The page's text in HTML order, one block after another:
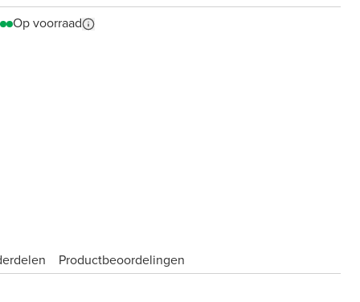
Op voorraad
Product­beoordelingen